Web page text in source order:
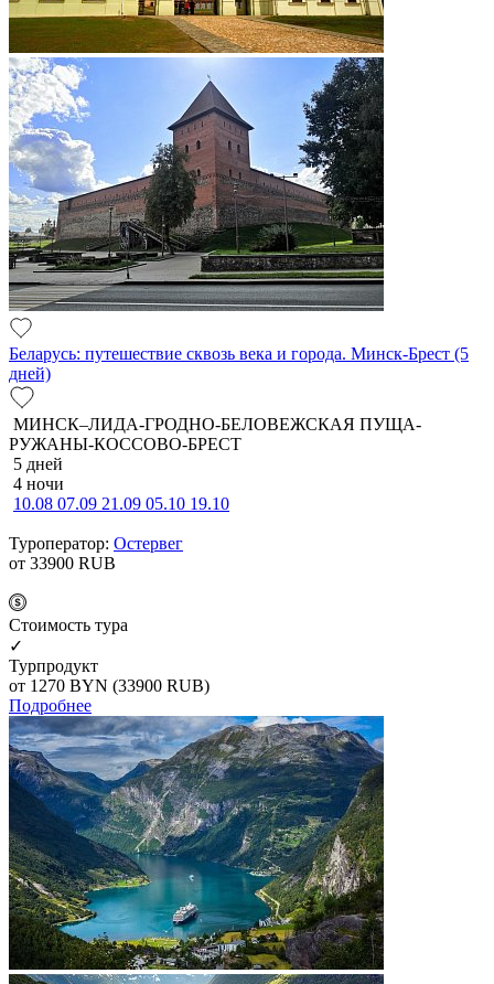
Беларусь: путешествие сквозь века и города. Минск-Брест (5
дней)
МИНСК–ЛИДА-ГРОДНО-БЕЛОВЕЖСКАЯ ПУЩА-
РУЖАНЫ-КОССОВО-БРЕСТ
5 дней
4 ночи
10.08 07.09 21.09 05.10 19.10
Туроператор: Остервег
от 33900 RUB
Cтоимость тура
✓
Турпродукт
от 1270 BYN (33900 RUB)
Подробнее